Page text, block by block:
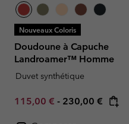
Nouveaux Coloris
Doudoune à Capuche
Landroamer™ Homme
Duvet synthétique
Minimum sale price:
115,00 € - Maximum price:
230,00 €